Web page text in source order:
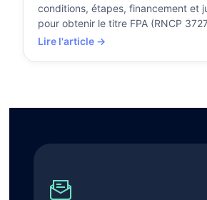
conditions, étapes, financement et
pour obtenir le titre FPA (RNCP
grâce à votre expérience. Guide
Lire l'article →